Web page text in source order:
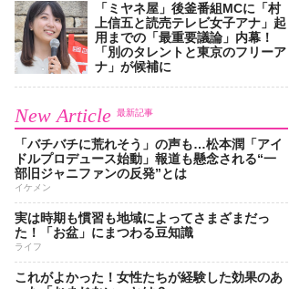
「ミヤネ屋」後釜番組MCに「村
上信五と読売テレビ女子アナ」起
用までの「最重要議論」内幕！
「別のタレントと東京のフリーア
ナ」が候補に
New Article 最新記事
「バチバチに荒れそう」の声も…松本潤「アイ
ドルプロデュース始動」報道も懸念される“一
部旧ジャニファンの反発”とは
イケメン
実は時期も慣習も地域によってさまざまだっ
た！「お盆」にまつわる豆知識
ライフ
これがよかった！女性たちが経験した効果のあ